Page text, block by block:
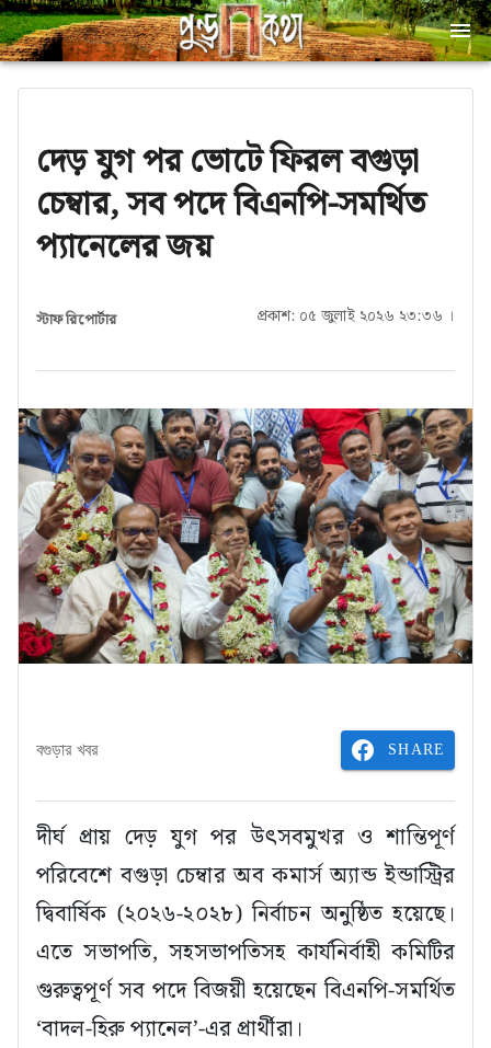
দেড় যুগ পর ভোটে ফিরল বগুড়া
চেম্বার, সব পদে বিএনপি-সমর্থিত
প্যানেলের জয়
স্টাফ রিপোর্টার প্রকাশ: ০৫ জুলাই ২০২৬ ২৩:৩৬ ।
বগুড়ার খবর SHARE
দীর্ঘ প্রায় দেড় যুগ পর উৎসবমুখর ও শান্তিপূর্ণ
পরিবেশে বগুড়া চেম্বার অব কমার্স অ্যান্ড ইন্ডাস্ট্রির
দ্বিবার্ষিক (২০২৬-২০২৮) নির্বাচন অনুষ্ঠিত হয়েছে।
এতে সভাপতি, সহসভাপতিসহ কার্যনির্বাহী কমিটির
গুরুত্বপূর্ণ সব পদে বিজয়ী হয়েছেন বিএনপি-সমর্থিত
‘বাদল-হিরু প্যানেল’-এর প্রার্থীরা।